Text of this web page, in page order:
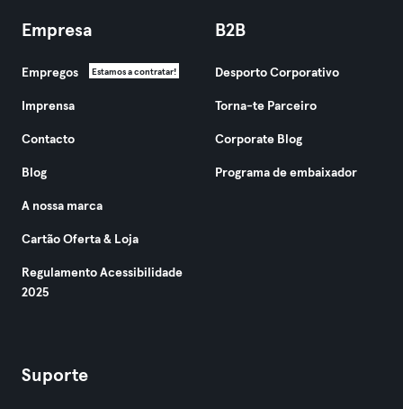
Empresa
Empregos Estamos a contratar!
Imprensa
Contacto
Blog
A nossa marca
Cartão Oferta & Loja
Regulamento Acessibilidade
2025
B2B
Desporto Corporativo
Torna-te Parceiro
Corporate Blog
Programa de embaixador
Suporte